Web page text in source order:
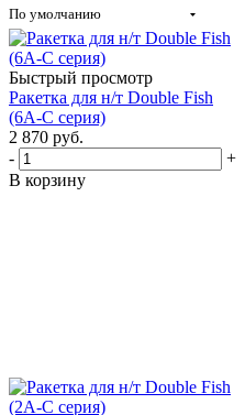
По умолчанию
Быстрый просмотр
Ракетка для н/т Double Fish
(6А-С серия)
2 870 руб.
-
+
В корзину